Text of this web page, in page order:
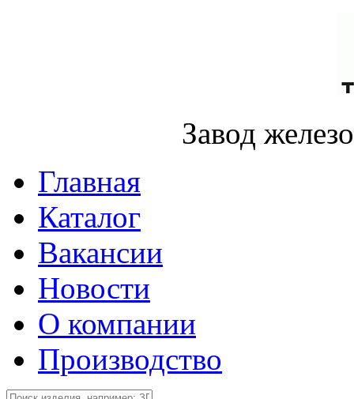
Завод
Главная
Каталог
Вакансии
Новости
О компании
Производство